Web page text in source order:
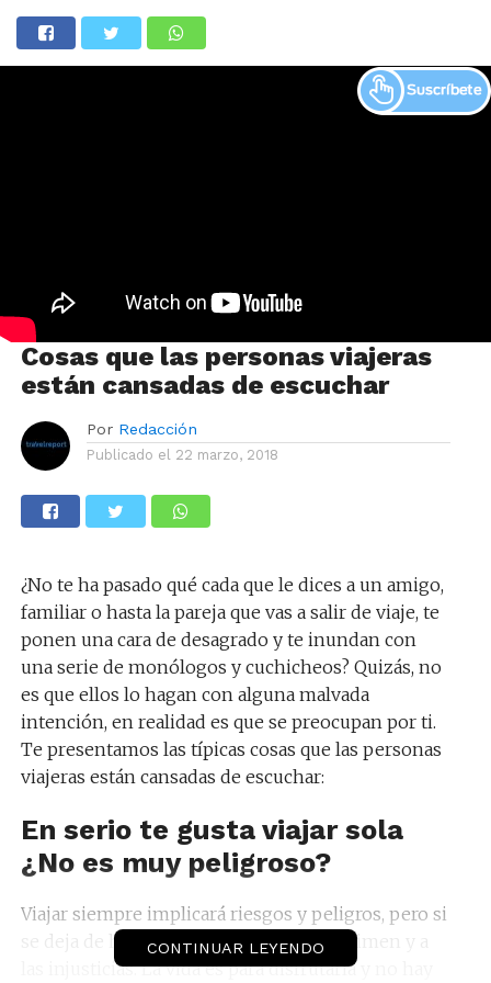
Cosas que las personas viajeras
están cansadas de escuchar
Por Redacción
Publicado el 22 marzo, 2018
¿No te ha pasado qué cada que le dices a un amigo,
familiar o hasta la pareja que vas a salir de viaje, te
ponen una cara de desagrado y te inundan con
una serie de monólogos y cuchicheos? Quizás, no
es que ellos lo hagan con alguna malvada
intención, en realidad es que se preocupan por ti.
Te presentamos las típicas cosas que las personas
viajeras están cansadas de escuchar:
En serio te gusta viajar sola
¿No es muy peligroso?
Viajar siempre implicará riesgos y peligros, pero si
se deja de hacerlo es darle el poder al crimen y a
las injusticias. La vida es para disfrutarla y no hay
CONTINUAR LEYENDO